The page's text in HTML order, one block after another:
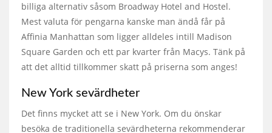
billiga alternativ såsom Broadway Hotel and Hostel.
Mest valuta för pengarna kanske man ändå får på
Affinia Manhattan som ligger alldeles intill Madison
Square Garden och ett par kvarter från Macys. Tänk på
att det alltid tillkommer skatt på priserna som anges!
New York sevärdheter
Det finns mycket att se i New York. Om du önskar
besöka de traditionella sevärdheterna rekommenderar